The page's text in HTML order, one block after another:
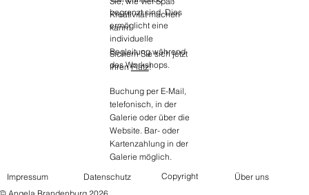
Kreativität machen
kann!
Sichern Sie sich jetzt
IhrenPlatz!
begrenzt sind. Dies
ermöglicht eine
individuelle
Begleitung während
des Workshops.
Buchung per E-Mail,
telefonisch, in der
Galerie oder über die
Website. Bar- oder
Kartenzahlung in der
Galerie möglich.
Impressum Datenschutz Copyright Über uns